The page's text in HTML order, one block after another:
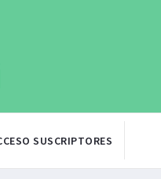
SUSCRIPTORES